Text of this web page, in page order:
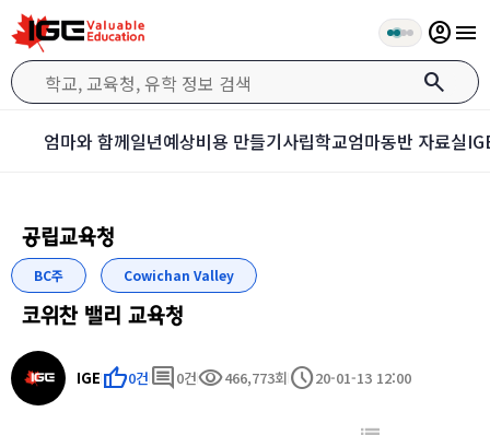
search
account_circlemenu
엄마와 함께일년예상비용 만들기사립학교엄마동반 자료실
공립교육청
BC주 Cowichan Valley
코위찬 밸리 교육청
IGE thumb_up0건 comment 0건visibility466,773회 schedule20-01-13 12:00